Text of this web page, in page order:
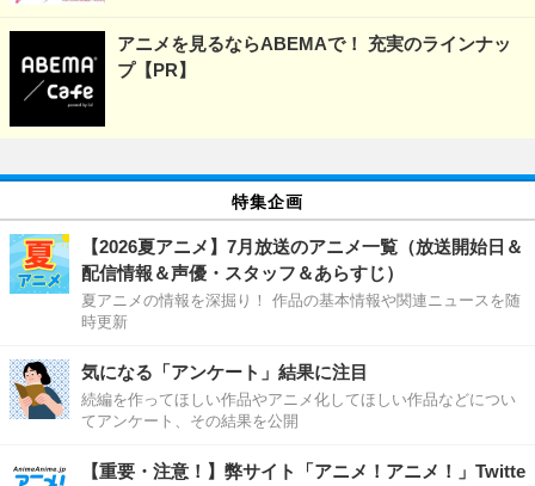
アニメを見るならABEMAで！ 充実のラインナッ
プ【PR】
特集企画
【2026夏アニメ】7月放送のアニメ一覧（放送開始日＆
配信情報＆声優・スタッフ＆あらすじ）
夏アニメの情報を深掘り！ 作品の基本情報や関連ニュースを随
時更新
気になる「アンケート」結果に注目
続編を作ってほしい作品やアニメ化してほしい作品などについ
てアンケート、その結果を公開
【重要・注意！】弊サイト「アニメ！アニメ！」Twitte